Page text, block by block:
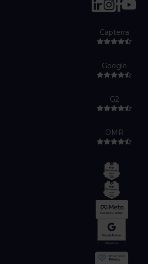
Capterra
Google
G2
OMR